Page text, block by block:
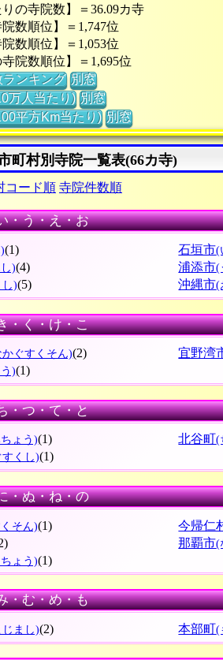
りの寺院数】＝36.09カ寺
数順位】＝1,747位
数順位】＝1,053位
寺院数順位】＝1,695位
ンキング 別窓
万人当たり) 別窓
平方Km当たり) 別窓
町村別寺院一覧表(66カ寺)
コード順 寺院件数順
・う・え・お
(1) 石垣市(
)(4) 浦添市(
し)(5) 沖縄市(
・く・け・こ
かぐすくそん)(2) 宜野湾
)(1)
・つ・て・と
ょう)(1) 北谷町(
すくし)(1)
・ぬ・ね・の
そん)(1) 今帰仁
那覇市(
ょう)(1)
・む・め・も
じまし)(2) 本部町(